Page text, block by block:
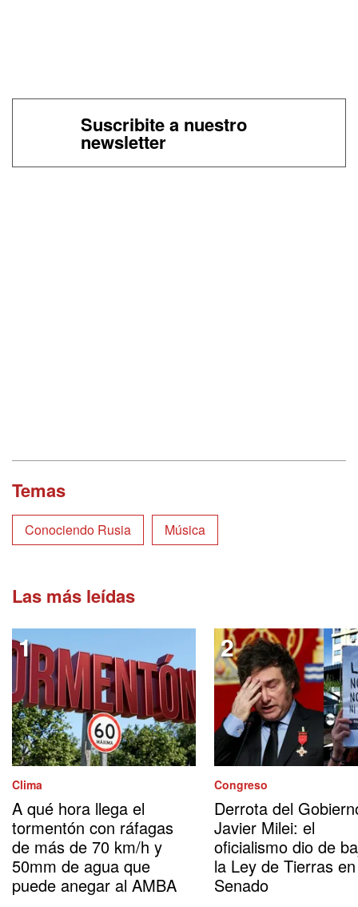
Suscribite a nuestro
newsletter
Temas
Conociendo Rusia Música
Las más leídas
Clima
A qué hora llega el
tormentón con ráfagas
de más de 70 km/h y
50mm de agua que
puede anegar al AMBA
Congreso
Derrota del
Javier Milei: el
oficialismo dio de
la Ley de Tierras
Senado